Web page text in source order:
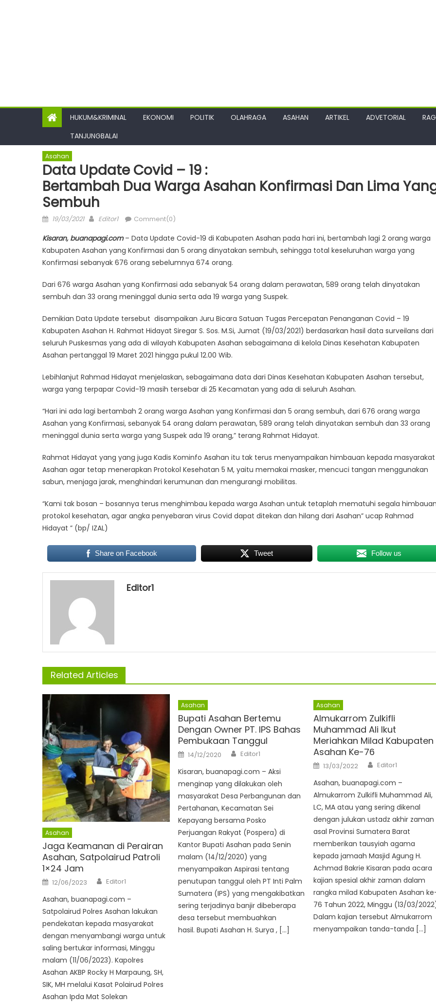
HUKUM&KRIMINAL EKONOMI POLITIK OLAHRAGA ASAHAN ARTIKEL ADVETORIAL
TANJUNGBALAI
Asahan
Data Update Covid – 19 :
Bertambah Dua Warga Asahan Konfirmasi Dan Lima
Sembuh
Posted
19/03/2021 Author
Editor1 Comment(0)
Kisaran, buanapagi.com– Data Update Covid-19 di Kabupaten Asahan pada hari ini, bertambah lagi 2 orang warga
Kabupaten Asahan yang Konfirmasi dan 5 orang dinyatakan sembuh, sehingga total keseluruhan warga yang
Konfirmasi sebanyak 676 orang sebelumnya 674 orang.
Dari 676 warga Asahan yang Konfirmasi ada sebanyak 54 orang dalam perawatan, 589 orang telah dinyatakan
sembuh dan 33 orang meninggal dunia serta ada 19 warga yang Suspek.
Demikian Data Update tersebut disampaikan Juru Bicara Satuan Tugas Percepatan Penanganan Covid – 19
Kabupaten Asahan H. Rahmat Hidayat Siregar S. Sos. M.Si, Jumat (19/03/2021) berdasarkan hasil data surveilans dari
seluruh Puskesmas yang ada di wilayah Kabupaten Asahan sebagaimana di kelola Dinas Kesehatan Kabupaten
Asahan pertanggal 19 Maret 2021 hingga pukul 12.00 Wib.
Lebihlanjut Rahmad Hidayat menjelaskan, sebagaimana data dari Dinas Kesehatan Kabupaten Asahan tersebut,
warga yang terpapar Covid-19 masih tersebar di 25 Kecamatan yang ada di seluruh Asahan.
“Hari ini ada lagi bertambah 2 orang warga Asahan yang Konfirmasi dan 5 orang sembuh, dari 676 orang warga
Asahan yang Konfirmasi, sebanyak 54 orang dalam perawatan, 589 orang telah dinyatakan sembuh dan 33 orang
meninggal dunia serta warga yang Suspek ada 19 orang,” terang Rahmat Hidayat.
Rahmat Hidayat yang yang juga Kadis Kominfo Asahan itu tak terus menyampaikan himbauan kepada masyarakat
Asahan agar tetap menerapkan Protokol Kesehatan 5 M, yaitu memakai masker, mencuci tangan menggunakan
sabun, menjaga jarak, menghindari kerumunan dan mengurangi mobilitas.
“Kami tak bosan – bosannya terus menghimbau kepada warga Asahan untuk tetaplah mematuhi segala
protokol kesehatan, agar angka penyebaran virus Covid dapat ditekan dan hilang dari Asahan” ucap Rahmad
Hidayat ” (bp/ IZAL)
Share on Facebook Tweet Follow us
Editor1
Related Articles
Asahan
Jaga Keamanan di Perairan
Asahan, Satpolairud Patroli
1×24 Jam
Posted
on
12/06/2023 Author
Editor1
Asahan, buanapagi.com –
Satpolairud Polres Asahan lakukan
pendekatan kepada masyarakat
dengan menyambangi warga untuk
saling bertukar informasi, Minggu
malam (11/06/2023). Kapolres
Asahan AKBP Rocky H Marpaung, SH,
SIK, MH melalui Kasat Polairud Polres
Asahan Ipda Mat Solekan
Asahan
Bupati Asahan Bertemu
Dengan Owner PT. IPS Bahas
Pembukaan Tanggul
Posted
on
14/12/2020 Author
Editor1
Kisaran, buanapagi.com – Aksi
menginap yang dilakukan oleh
masyarakat Desa Perbangunan dan
Pertahanan, Kecamatan Sei
Kepayang bersama Posko
Perjuangan Rakyat (Pospera) di
Kantor Bupati Asahan pada Senin
malam (14/12/2020) yang
menyampaikan Aspirasi tentang
penutupan tanggul oleh PT Inti Palm
Sumatera (IPS) yang mengakibatkan
sering terjadinya banjir dibeberapa
desa tersebut membuahkan
hasil. Bupati Asahan H. Surya , […]
Asahan
Almukarrom Zulkifli
Muhammad Ali Ikut
Meriahkan Milad Kabupaten
Asahan Ke-76
Posted
on
13/03/2022 Author
Editor1
Asahan, buanapagi.com –
Almukarrom Zulkifli Muhammad Ali,
LC, MA atau yang sering dikenal
dengan julukan ustadz akhir zaman
asal Provinsi Sumatera Barat
memberikan tausyiah agama
kepada jamaah Masjid Agung H.
Achmad Bakrie Kisaran pada acara
kajian spesial akhir zaman dalam
rangka milad Kabupaten Asahan
76 Tahun 2022, Minggu (13/03/
Dalam kajian tersebut Almukarrom
menyampaikan tanda-tanda […]